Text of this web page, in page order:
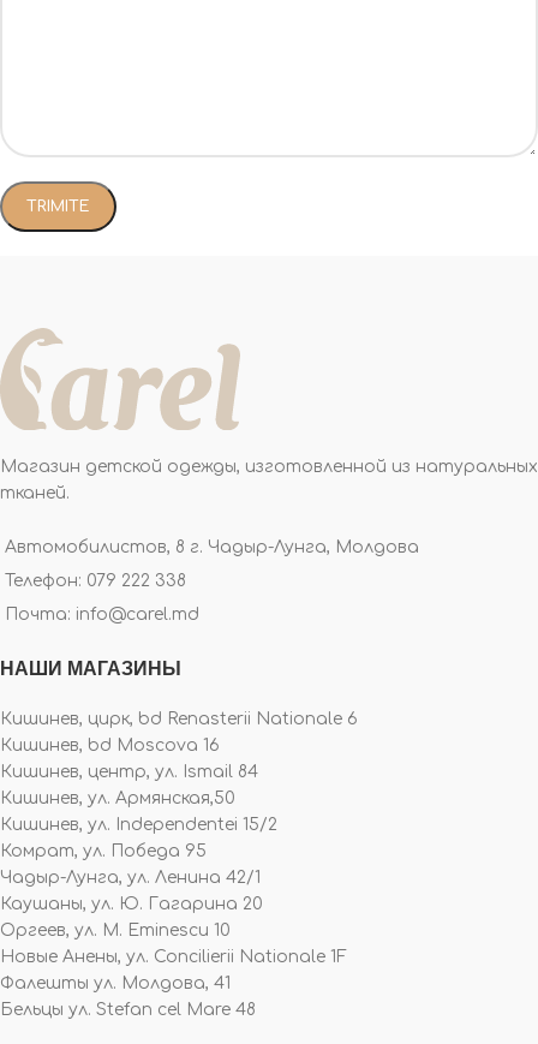
Магазин детской одежды, изготовленной из натуральных
тканей.
Автомобилистов, 8 г. Чадыр-Лунга, Молдова
Телефон: 079 222 338
Почта: info@carel.md
НАШИ МАГАЗИНЫ
Кишинев, цирк, bd Renasterii Nationale 6
Кишинев, bd Moscova 16
Кишинев, центр, ул. Ismail 84
Кишинев, ул. Армянская,50
Кишинев, ул. Independentei 15/2
Комрат, ул. Победа 95
Чадыр-Лунга, ул. Ленина 42/1
Каушаны, ул. Ю. Гагарина 20
Оргеев, ул. M. Eminescu 10
Новые Анены, ул. Concilierii Nationale 1F
Фалешты ул. Молдова, 41
Бельцы ул. Stefan cel Mare 48